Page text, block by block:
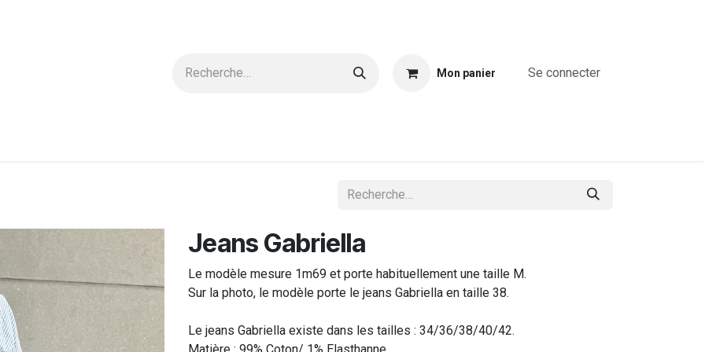
Mon panier Se connecter
Jeans Gabriella
Le modèle mesure 1m69 et porte habituellement une taille M.
Sur la photo, le modèle porte le jeans Gabriella en taille 38.
Le jeans Gabriella existe dans les tailles : 34/36/38/40/42.